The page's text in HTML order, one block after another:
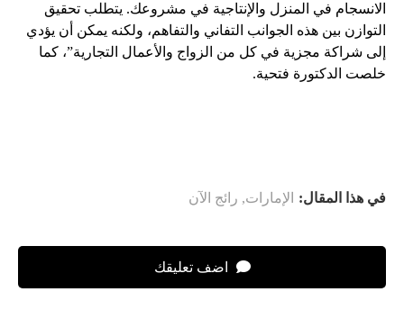
الانسجام في المنزل والإنتاجية في مشروعك. يتطلب تحقيق
التوازن بين هذه الجوانب التفاني والتفاهم، ولكنه يمكن أن يؤدي
إلى شراكة مجزية في كل من الزواج والأعمال التجارية”، كما
خلصت الدكتورة فتحية.
في هذا المقال: الإمارات, رائج الآن
اضف تعليقك